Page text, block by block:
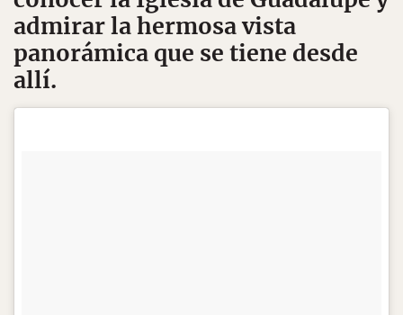
admirar la hermosa vista
panorámica que se tiene desde
allí.